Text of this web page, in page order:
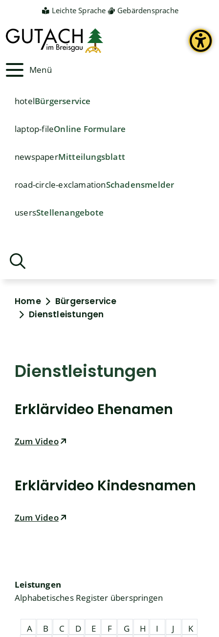
Leichte Sprache Gebärdensprache
Menü
hotelBürgerservice
laptop-fileOnline Formulare
newspaperMitteilungsblatt
road-circle-exclamationSchadensmelder
usersStellenangebote
Home
Bürgerservice
Dienstleistungen
Dienstleistungen
Erklärvideo Ehenamen
Zum Video
Erklärvideo Kindesnamen
Zum Video
Leistungen
Alphabetisches Register überspringen
A B C D E F G H I J
K